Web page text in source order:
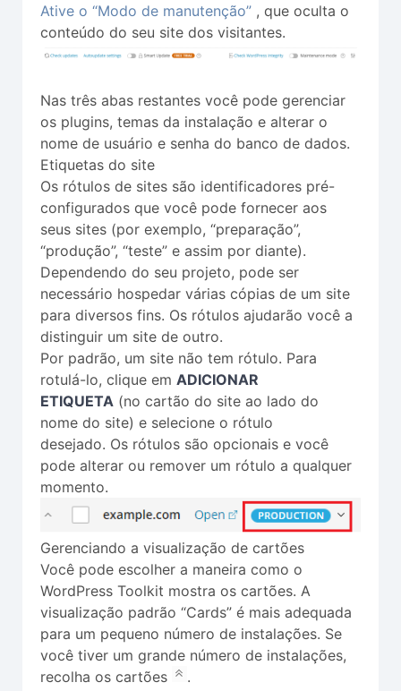
Ative o “Modo de manutenção” , que oculta o
conteúdo do seu site dos visitantes.
Nas três abas restantes você pode gerenciar
os plugins, temas da instalação e alterar o
nome de usuário e senha do banco de dados.
Etiquetas do site
Os rótulos de sites são identificadores pré-
configurados que você pode fornecer aos
seus sites (por exemplo, “preparação”,
“produção”, “teste” e assim por diante).
Dependendo do seu projeto, pode ser
necessário hospedar várias cópias de um site
para diversos fins. Os rótulos ajudarão você a
distinguir um site de outro.
Por padrão, um site não tem rótulo. Para
rotulá-lo, clique em ADICIONAR
ETIQUETA (no cartão do site ao lado do
nome do site) e selecione o rótulo
desejado. Os rótulos são opcionais e você
pode alterar ou remover um rótulo a qualquer
momento.
Gerenciando a visualização de cartões
Você pode escolher a maneira como o
WordPress Toolkit mostra os cartões. A
visualização padrão “Cards” é mais adequada
para um pequeno número de instalações. Se
você tiver um grande número de instalações,
recolha os cartões
.